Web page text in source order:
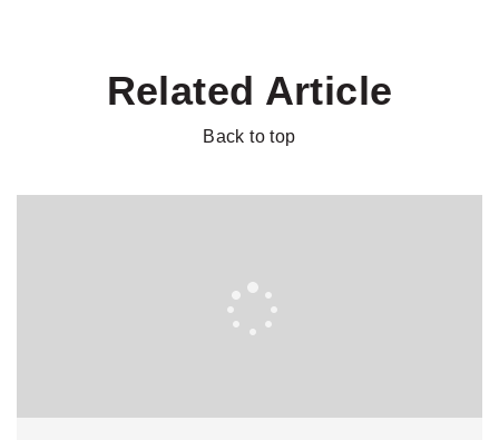
Related Article
Back to top